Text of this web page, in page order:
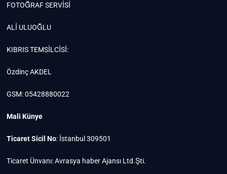
FOTOĞRAF SERVİSİ
ALİ ULUOĞLU
KIBRIS TEMSİLCİSİ:
Özdinç AKDEL
GSM: 05428880022
Mali Künye
Ticaret Sicil No: İstanbul 309501
Ticaret Ünvanı: Avrasya haber Ajansı Ltd.Şti.